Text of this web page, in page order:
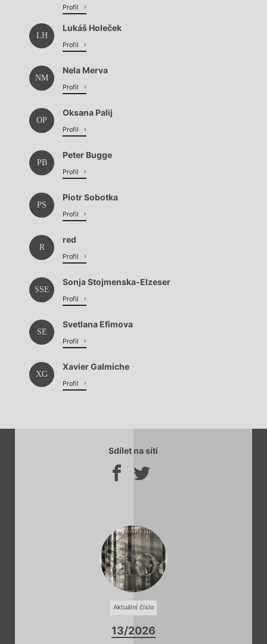
Profil
LH
Lukáš Holeček
Profil
NM
Nela Merva
Profil
OP
Oksana Palij
Profil
PB
Peter Bugge
Profil
PS
Piotr Sobotka
Profil
R
red
Profil
SSE
Sonja Stojmenska-Elzeser
Profil
SE
Svetlana Efimova
Profil
XG
Xavier Galmiche
Profil
Sdílet na síti
Aktuální číslo
13/2026